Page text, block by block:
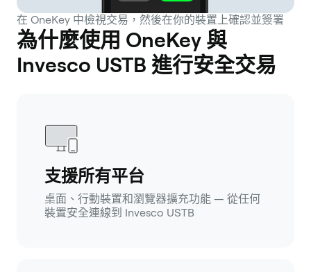
在 OneKey 中檢視交易，然後在你的裝置上確認並簽署
為什麼使用 OneKey 與
Invesco USTB 進行安全交易
支援所有平台
桌面、行動裝置和瀏覽器擴充功能 — 從任何
裝置安全連線到 Invesco USTB